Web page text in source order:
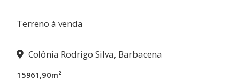
Terreno à venda
Colônia Rodrigo Silva, Barbacena
15961,90m²